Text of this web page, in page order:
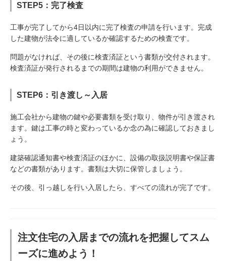
STEP5：完了検査
工事が完了してから4日以内に完了検査の申請を行います。完成
した建物が法令に適しているか確認するための検査です。
問題がなければ、その後に検査済証という書類が交付されます。
検査済証が発行されるまでの期間は建物の利用ができません。
STEP6：引き渡し～入居
施工会社から建物の鍵や必要書類を受け取り、物件が引き渡され
ます。鍵は工事の時と変わっているか念の為に確認しておきまし
ょう。
建築確認通知書や検査済証のほかに、設備の取扱説明書や保証書
などの書類があります。書類は大切に保管しましょう。
その後、引っ越しを行い入居したら、すべての流れが完了です。
注文住宅の入居までの流れを把握してスム
ーズに進めよう！